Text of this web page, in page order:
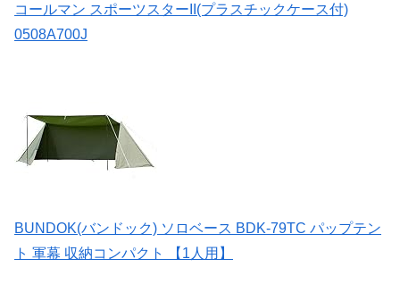
コールマン スポーツスターII(プラスチックケース付)
0508A700J
BUNDOK(バンドック) ソロベース BDK-79TC パップテン
ト 軍幕 収納コンパクト 【1人用】